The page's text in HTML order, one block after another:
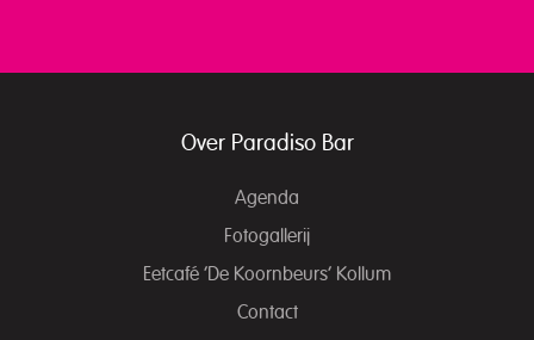
Over Paradiso Bar
Agenda
Fotogallerij
Eetcafé ‘De Koornbeurs’ Kollum
Contact